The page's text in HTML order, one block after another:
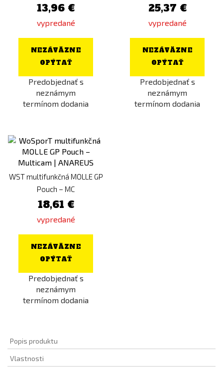
13,96 €
vypredané
NEZÁVÄZNE
OPÝTAŤ
Predobjednať s
neznámym
termínom dodania
25,37 €
vypredané
NEZÁVÄZNE
OPÝTAŤ
Predobjednať s
neznámym
termínom dodania
WST multifunkčná MOLLE GP
Pouch – MC
18,61 €
vypredané
NEZÁVÄZNE
OPÝTAŤ
Predobjednať s
neznámym
termínom dodania
Popis produktu
Vlastnosti